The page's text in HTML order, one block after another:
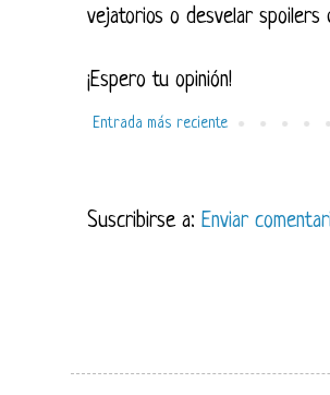
vejatorios o desvelar
¡Espero tu opinión!
Entrada más reciente
Suscribirse a: Enviar